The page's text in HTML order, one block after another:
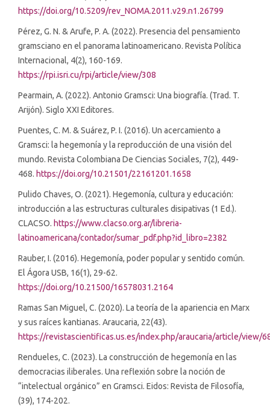
https://doi.org/10.5209/rev_NOMA.2011.v29.n1.26799
Pérez, G. N. & Arufe, P. A. (2022). Presencia del pensamiento
gramsciano en el panorama latinoamericano. Revista Política
Internacional, 4(2), 160-169.
https://rpi.isri.cu/rpi/article/view/308
Pearmain, A. (2022). Antonio Gramsci: Una biografía. (Trad. T.
Arijón). Siglo XXI Editores.
Puentes, C. M. & Suárez, P. I. (2016). Un acercamiento a
Gramsci: la hegemonía y la reproducción de una visión del
mundo. Revista Colombiana De Ciencias Sociales, 7(2), 449-
468. https://doi.org/10.21501/22161201.1658
Pulido Chaves, O. (2021). Hegemonía, cultura y educación:
introducción a las estructuras culturales disipativas (1 Ed.).
CLACSO. https://www.clacso.org.ar/libreria-
latinoamericana/contador/sumar_pdf.php?id_libro=2382
Rauber, I. (2016). Hegemonía, poder popular y sentido común.
El Ágora USB, 16(1), 29-62.
https://doi.org/10.21500/16578031.2164
Ramas San Miguel, C. (2020). La teoría de la apariencia en Marx
y sus raíces kantianas. Araucaria, 22(43).
https://revistascientificas.us.es/index.php/araucaria/article/view/
Rendueles, C. (2023). La construcción de hegemonía en las
democracias iliberales. Una reflexión sobre la noción de
“intelectual orgánico” en Gramsci. Eidos: Revista de Filosofía,
(39), 174-202.